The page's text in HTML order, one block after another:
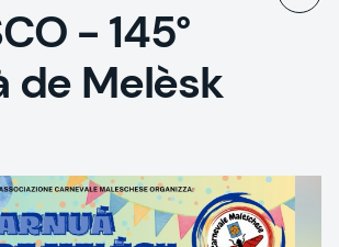
- 145°
de Melèsk